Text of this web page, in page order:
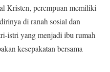
Kristen, perempuan memiliki
di ranah sosial dan
istri yang menjadi ibu rumah
kesepakatan bersama